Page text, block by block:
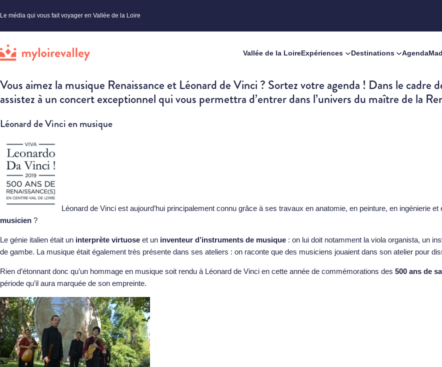
Le média qui vous fait voyager en Vallée de la Loire
Vallée de la LoireExpériences Destinations Agenda
Vous aimez la musique Renaissance et Léonard de Vinci ? Sortez votre agenda ! Dans le
assistez à un concert exceptionnel qui vous permettra d’entrer dans l’univers du maître de la
Léonard de Vinci en musique
Léonard de Vinci est aujourd’hui principalement connu grâce à ses travaux en anatomie, en peinture, en ingénierie
musicien ?
Le génie italien était un interprète virtuose et un inventeur d’instruments de musique : on lui doit notamment la viola organista, un
de gambe. La musique était également très présente dans ses ateliers : on raconte que des musiciens jouaient dans son atelier pour
Rien d’étonnant donc qu’un hommage en musique soit rendu à Léonard de Vinci en cette année de commémorations des 500 ans de
période qu’il aura marquée de son empreinte.